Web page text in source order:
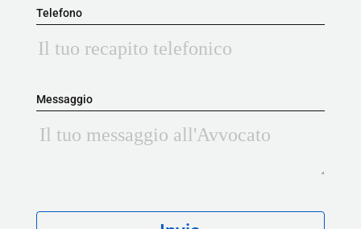
Telefono
Messaggio